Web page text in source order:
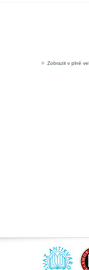
» Zobrazit v plné